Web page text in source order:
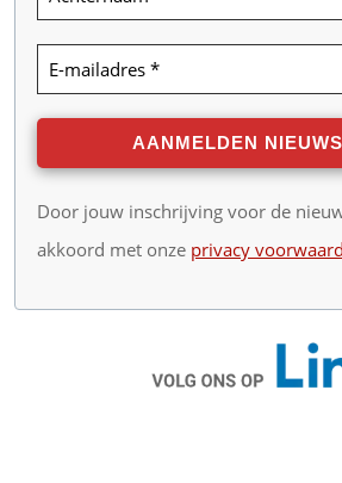
Door jouw inschrijving voor de
akkoord met onze privacy